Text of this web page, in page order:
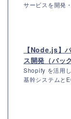
サービスを開発
【Node.js】
ス開発（バッ
Shopify を活用
基幹システムと